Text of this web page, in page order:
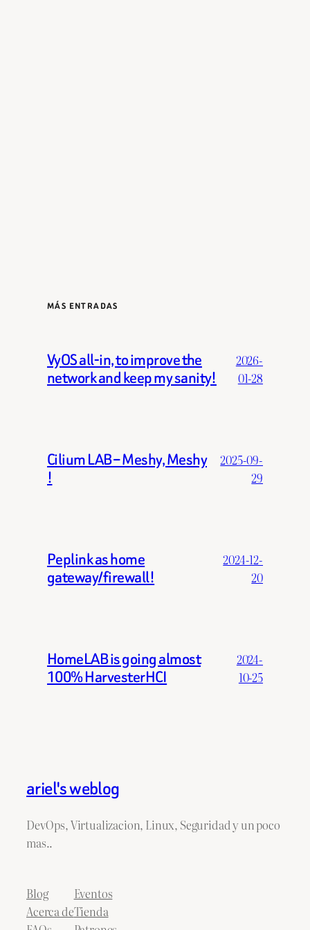
MÁS ENTRADAS
VyOS all-in, to improve the
network and keep my sanity!
2026-
01-28
Cilium LAB – Meshy, Meshy
!
2025-09-
29
Peplink as home
gateway/firewall!
2024-12-
20
HomeLAB is going almost
100% HarvesterHCI
2024-
10-25
ariel's weblog
DevOps, Virtualizacion, Linux, Seguridad y un poco
mas..
Blog
Acerca de
Eventos
Tienda